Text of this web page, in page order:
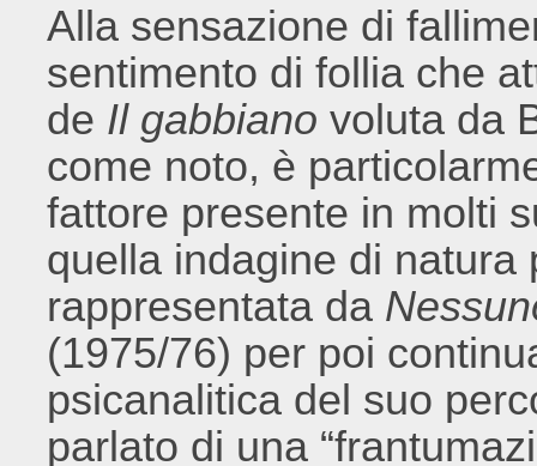
Alla sensazione di
sentimento di follia che
de Il gabbiano voluta da
come noto, è
fattore presente in molti
quella indagine di
rappresentata da
(1975/76) per poi
psicanalitica del suo
parlato di una